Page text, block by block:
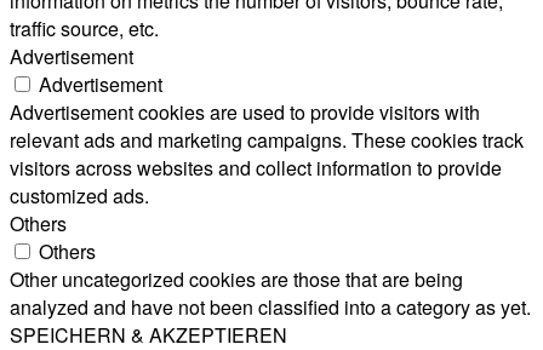
traffic source, etc.
Advertisement
Advertisement
Advertisement cookies are used to provide visitors with
relevant ads and marketing campaigns. These cookies track
visitors across websites and collect information to provide
customized ads.
Others
Others
Other uncategorized cookies are those that are being
analyzed and have not been classified into a category as yet.
SPEICHERN & AKZEPTIEREN